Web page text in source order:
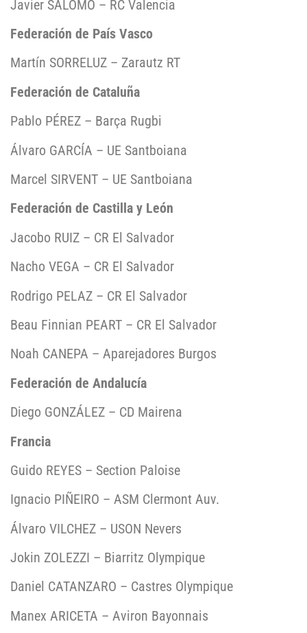
Javier SALOMO – RC Valencia
Federación de País Vasco
Martín SORRELUZ – Zarautz RT
Federación de Cataluña
Pablo PÉREZ – Barça Rugbi
Álvaro GARCÍA – UE Santboiana
Marcel SIRVENT – UE Santboiana
Federación de Castilla y León
Jacobo RUIZ – CR El Salvador
Nacho VEGA – CR El Salvador
Rodrigo PELAZ – CR El Salvador
Beau Finnian PEART – CR El Salvador
Noah CANEPA – Aparejadores Burgos
Federación de Andalucía
Diego GONZÁLEZ – CD Mairena
Francia
Guido REYES – Section Paloise
Ignacio PIÑEIRO – ASM Clermont Auv.
Álvaro VILCHEZ – USON Nevers
Jokin ZOLEZZI – Biarritz Olympique
Daniel CATANZARO – Castres Olympique
Manex ARICETA – Aviron Bayonnais